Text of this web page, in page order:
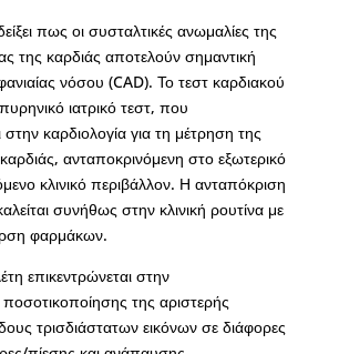
πως οι συσταλτικές ανωμαλίες της
της καρδιάς αποτελούν σημαντική
νόσου (CAD). Το τεστ καρδιακού
ιατρικό τεστ, που
στην καρδιολογία για τη μέτρηση της
ανταποκρινόμενη στο εξωτερικό
κλινικό περιβάλλον. Η ανταπόκριση
συνήθως στην κλινική ρουτίνα με
φαρμάκων.
επικεντρώνεται στην
της αριστερής
τρισδιάστατων εικόνων σε διάφορες